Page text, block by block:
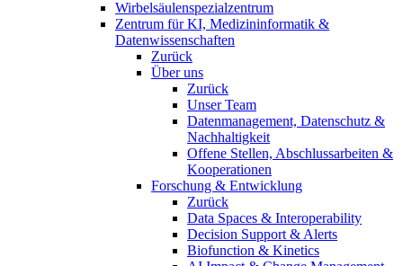
Wirbelsäulenspezialzentrum
Zentrum für KI, Medizininformatik &
Datenwissenschaften
Zurück
Über uns
Zurück
Unser Team
Datenmanagement, Datenschutz &
Nachhaltigkeit
Offene Stellen, Abschlussarbeiten &
Kooperationen
Forschung & Entwicklung
Zurück
Data Spaces & Interoperability
Decision Support & Alerts
Biofunction & Kinetics